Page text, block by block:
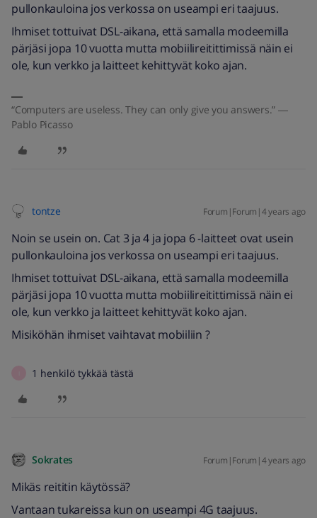
pullonkauloina jos verkossa on useampi eri taajuus.
Ihmiset tottuivat DSL-aikana, että samalla modeemilla
pärjäsi jopa 10 vuotta mutta mobiilireitittimissä näin ei
ole, kun verkko ja laitteet kehittyvät koko ajan.
“Computers are useless. They can only give you answers.” ―
Pablo Picasso
tontze Forum|Forum|4 years ago
Noin se usein on. Cat 3 ja 4 ja jopa 6 -laitteet ovat usein
pullonkauloina jos verkossa on useampi eri taajuus.
Ihmiset tottuivat DSL-aikana, että samalla modeemilla
pärjäsi jopa 10 vuotta mutta mobiilireitittimissä näin ei
ole, kun verkko ja laitteet kehittyvät koko ajan.
Misiköhän ihmiset vaihtavat mobiiliin ?
1 henkilö tykkää tästä
Sokrates Forum|Forum|4 years ago
Mikäs reititin käytössä?
Vantaan tukareissa kun on useampi 4G taajuus.